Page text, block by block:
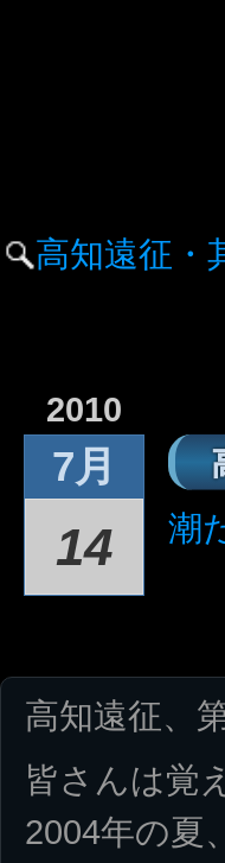
高知遠征・
2010
7月
14
潮
高知遠征、
皆さんは覚
2004年の夏